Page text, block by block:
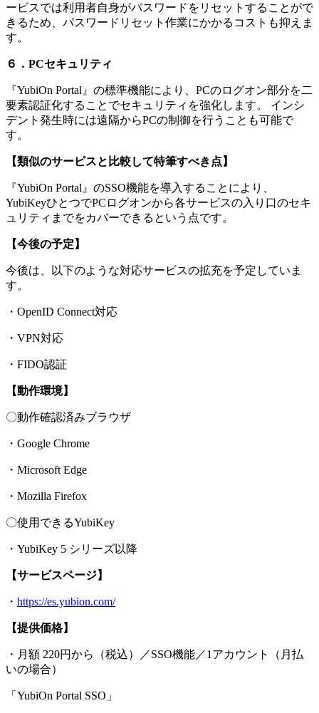
ービスでは利用者自身がパスワードをリセットすることがで
きるため、パスワードリセット作業にかかるコストも抑えま
す。
６．PCセキュリティ
『YubiOn Portal』の標準機能により、PCのログオン部分を二
要素認証化することでセキュリティを強化します。 インシ
デント発生時には遠隔からPCの制御を行うことも可能で
す。
【類似のサービスと比較して特筆すべき点】
『YubiOn Portal』のSSO機能を導入することにより、
YubiKeyひとつでPCログオンから各サービスの入り口のセキ
ュリティまでをカバーできるという点です。
【今後の予定】
今後は、以下のような対応サービスの拡充を予定していま
す。
・OpenID Connect対応
・VPN対応
・FIDO認証
【動作環境】
〇動作確認済みブラウザ
・Google Chrome
・Microsoft Edge
・Mozilla Firefox
〇使用できるYubiKey
・YubiKey 5 シリーズ以降
【サービスページ】
・ https://es.yubion.com/
【提供価格】
・月額 220円から（税込）／SSO機能／1アカウント（月払
いの場合）
「YubiOn Portal SSO」